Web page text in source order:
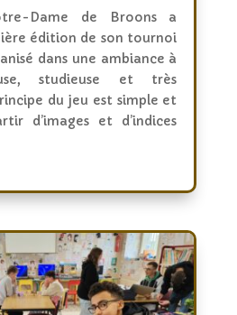
Dame de Broons a
édition de son tournoi
dans une ambiance à
studieuse et très
du jeu est simple et
d’images et d’indices